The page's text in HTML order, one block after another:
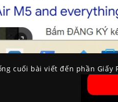
cuối bài viết đến phần